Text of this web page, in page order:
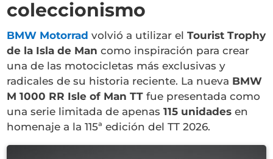
coleccionismo
BMW Motorrad volvió a utilizar elTourist Trophy
de la Isla de Man como inspiración para crear
una de las motocicletas más exclusivas y
radicales de su historia reciente. La nueva BMW
M 1000 RR Isle of Man TT fue presentada como
una serie limitada de apenas115 unidades en
homenaje a la 115ª edición del TT 2026.